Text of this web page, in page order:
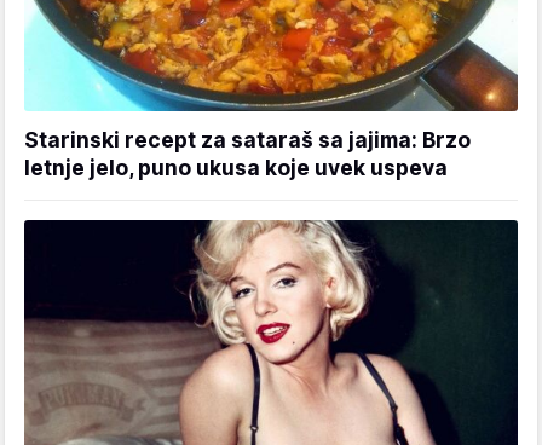
Starinski recept za sataraš sa jajima: Brzo
letnje jelo, puno ukusa koje uvek uspeva